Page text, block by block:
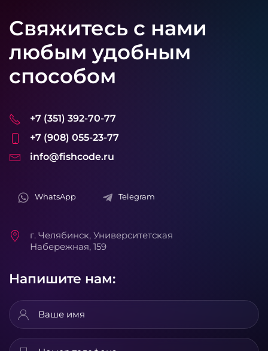
Свяжитесь с нами
любым удобным
способом
+7 (351) 392-70-77
+7 (908) 055-23-77
info@fishcode.ru
WhatsApp Telegram
г. Челябинск, Университетская
Набережная, 159
Напишите нам: